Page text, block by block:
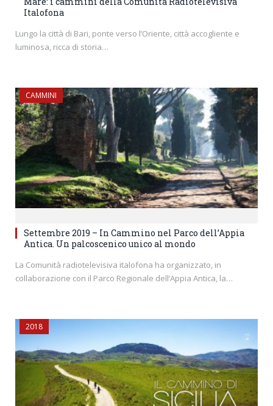
Italofona
Lungo la città di Bari, ponte verso l’Oriente, città accogliente e
luminosa, ricca di storia…
CAMMINI
Settembre 2019 – In Cammino nel Parco dell’Appia
Antica. Un palcoscenico unico al mondo
La Comunità radiotelevisiva italofona ha organizzato, in
collaborazione con il Parco Regionale dell’Appia Antica, la…
2018